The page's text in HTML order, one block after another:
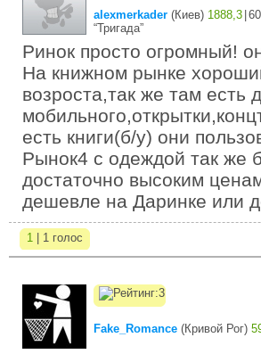
alexmerkader (Киев) 1888,3
“Тригада”
Ринок просто огромный!
На книжном рынке
возроста,так же там есть
есть книги(б/у) они
Рынок4 с одеждой так же
достаточно высоким
дешевле на Даринке или
1 | 1 голос
Fake_Romance (Кривой Рог)